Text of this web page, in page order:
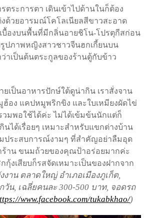
ตระการตา เดินเข้าไปด้านในก็ต้อง
ด้วยอารมณ์โคโลเนียลสีขาวสะอาด
บื้องบนพื้นที่มีกลิ่นอายชิโน-โปรตุกีสก่อน
ปภาพหญิงสาวชาวจีนฮกเกี้ยนบน
ว่าเป็นต้นตระกูลของร้านตู้กับข้าว
เป็นอาหารปักษ์ใต้ดูน่ากิน เราสั่งจาน
ฮ้อง แคปหมูพริกขิง และใบเหมียงผัดไข่
มพอใช้ได้ค่ะ ไม่ได้เข้มข้นนักแต่ก็
ได้เรื่อยๆ เหมาะสำหรับแขกต่างบ้าน
ประสบการณ์งามๆ ที่สำคัญอย่าลืมอุด
าน ขนมถ้วยของคุณป้าอร่อยมากค่ะ
กุ้งเสียบก็รสจัดเหมาะเป็นของฝากจาก
งาน ตลาดใหญ่ อำเภอเมืองภูเก็ต,
วัน, เฉลี่ยคนละ 300-500 บาท, จอดรถ
www.facebook.com/tukabkhao/)